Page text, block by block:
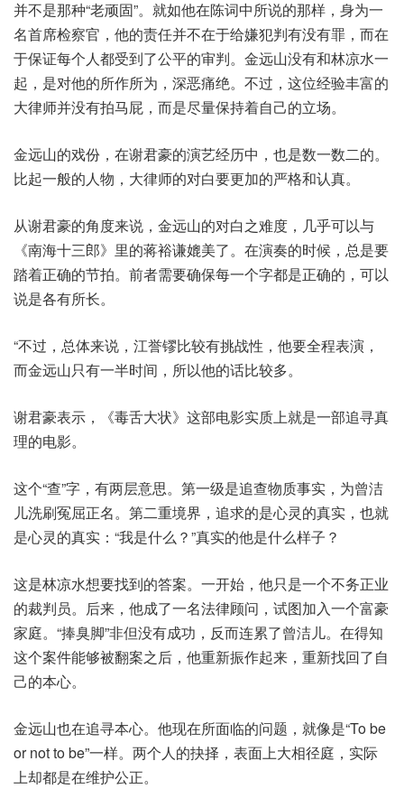
并不是那种“老顽固”。就如他在陈词中所说的那样，身为一
名首席检察官，他的责任并不在于给嫌犯判有没有罪，而在
于保证每个人都受到了公平的审判。金远山没有和林凉水一
起，是对他的所作所为，深恶痛绝。不过，这位经验丰富的
大律师并没有拍马屁，而是尽量保持着自己的立场。
金远山的戏份，在谢君豪的演艺经历中，也是数一数二的。
比起一般的人物，大律师的对白要更加的严格和认真。
从谢君豪的角度来说，金远山的对白之难度，几乎可以与
《南海十三郎》里的蒋裕谦媲美了。在演奏的时候，总是要
踏着正确的节拍。前者需要确保每一个字都是正确的，可以
说是各有所长。
“不过，总体来说，江誉镠比较有挑战性，他要全程表演，
而金远山只有一半时间，所以他的话比较多。
谢君豪表示，《毒舌大状》这部电影实质上就是一部追寻真
理的电影。
这个“查”字，有两层意思。第一级是追查物质事实，为曾洁
儿洗刷冤屈正名。第二重境界，追求的是心灵的真实，也就
是心灵的真实：“我是什么？”真实的他是什么样子？
这是林凉水想要找到的答案。一开始，他只是一个不务正业
的裁判员。后来，他成了一名法律顾问，试图加入一个富豪
家庭。“捧臭脚”非但没有成功，反而连累了曾洁儿。在得知
这个案件能够被翻案之后，他重新振作起来，重新找回了自
己的本心。
金远山也在追寻本心。他现在所面临的问题，就像是“To be
or not to be”一样。两个人的抉择，表面上大相径庭，实际
上却都是在维护公正。